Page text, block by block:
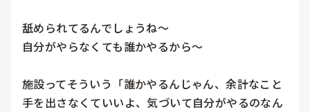
舐められてるんでしょうね〜
自分がやらなくても誰かやるから〜
施設ってそういう「誰かやるんじゃん、余計なこと
手を出さなくていいよ、気づいて自分がやるのなん